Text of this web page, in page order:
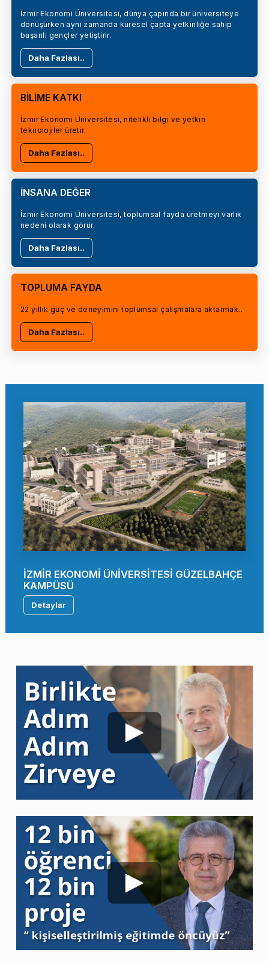
İzmir Ekonomi Üniversitesi, dünya çapında bir üniversiteye
dönüşürken aynı zamanda küresel çapta yetkinliğe sahip
başarılı gençler yetiştirir.
Daha Fazlası..
BİLİME KATKI
İzmir Ekonomi Üniversitesi, nitelikli bilgi ve yetkin
teknolojiler üretir.
Daha Fazlası..
İNSANA DEĞER
İzmir Ekonomi Üniversitesi, toplumsal fayda üretmeyi varlık
nedeni olarak görür.
Daha Fazlası..
TOPLUMA FAYDA
22 yıllık güç ve deneyimini toplumsal çalışmalara aktarmak..
Daha Fazlası..
İZMİR EKONOMİ ÜNİVERSİTESİ GÜZELBAHÇE
KAMPÜSÜ
Detaylar